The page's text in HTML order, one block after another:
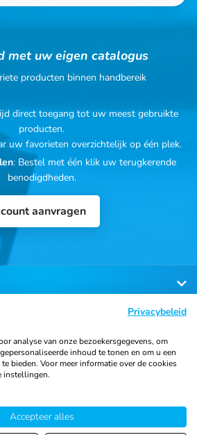
met uw eigen catalogus
producten binnen handbereik
direct toegang tot uw meest gebruikte
producten.
uw favorieten overzichtelijk op één plek.
: Bestel met één klik uw terugkerende
benodigdheden.
aanvragen
voorwaarden
Cookiebeleid Sitemap
Privacybeleid
analyse van onze bezoekersgegevens, om
inhoud te tonen en om u een
bieden. Voor meer informatie over de cookies
instellingen.
Accepteer alles